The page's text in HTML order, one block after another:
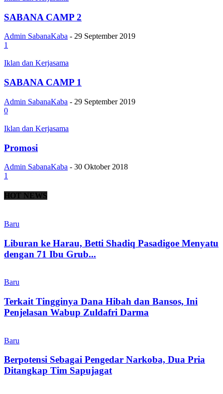
SABANA CAMP 2
Admin SabanaKaba - 29 September 2019
1
Iklan dan Kerjasama
SABANA CAMP 1
Admin SabanaKaba - 29 September 2019
0
Iklan dan Kerjasama
Promosi
Admin SabanaKaba - 30 Oktober 2018
1
HOT NEWS
Baru
Liburan ke Harau, Betti Shadiq Pasadigoe Menyatu
dengan 71 Ibu Grub...
Baru
Terkait Tingginya Dana Hibah dan Bansos, Ini
Penjelasan Wabup Zuldafri Darma
Baru
Berpotensi Sebagai Pengedar Narkoba, Dua Pria
Ditangkap Tim Sapujagat